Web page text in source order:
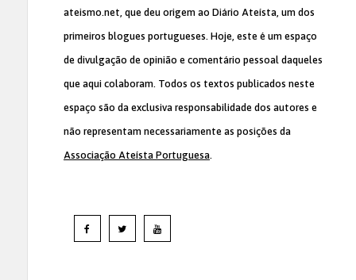
ateismo.net, que deu origem ao Diário Ateísta, um dos
primeiros blogues portugueses. Hoje, este é um espaço
de divulgação de opinião e comentário pessoal daqueles
que aqui colaboram. Todos os textos publicados neste
espaço são da exclusiva responsabilidade dos autores e
não representam necessariamente as posições da
Associação Ateísta Portuguesa.